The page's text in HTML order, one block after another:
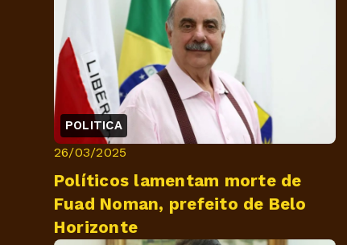
POLITICA
26/03/2025
Políticos lamentam morte de
Fuad Noman, prefeito de Belo
Horizonte